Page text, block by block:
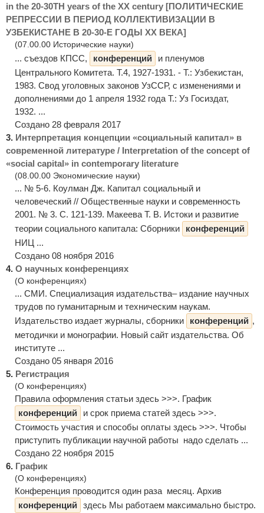
in the 20-30TH years of the XX century [ПОЛИТИЧЕСКИЕ
РЕПРЕССИИ В ПЕРИОД КОЛЛЕКТИВИЗАЦИИ В
УЗБЕКИСТАНЕ В 20-30-Е ГОДЫ ХХ ВЕКА]
(07.00.00 Исторические науки)
... съездов КПСС, конференций
и пленумов
Центрального Комитета. Т.4, 1927-1931. - Т.: Узбекистан,
1983. Свод уголовных законов УзССР, с изменениями и
дополнениями до 1 апреля 1932 года Т.: Уз Госиздат,
1932. ...
Создано 28 февраля 2017
3. Интерпретация концепции «социальный капитал» в
современной литературе / Interpretation of the concept of
«social capital» in contemporary literature
(08.00.00 Экономические науки)
... № 5-6. Коулман Дж. Капитал социальный и
человеческий // Общественные науки и современность
2001. № 3. С. 121-139. Макеева Т. В. Истоки и развитие
теории социального капитала: Сборники
конференций
НИЦ ...
Создано 08 ноября 2016
4. О научных конференциях
(О конференциях)
... СМИ. Специализация издательства– издание научных
трудов по гуманитарным и техническим наукам.
Издательство издает журналы, сборники
конференций ,
методички и монографии. Новый сайт издательства. Об
институте ...
Создано 05 января 2016
5. Регистрация
(О конференциях)
Правила оформления статьи здесь >>>. График
конференций
и срок приема статей здесь >>>.
Стоимость участия и способы оплаты здесь >>>. Чтобы
приступить публикации научной работы надо сделать ...
Создано 22 ноября 2015
6. График
(О конференциях)
Конференция проводится один раза месяц. Архив
конференций здесь Мы работаем максимально быстро.